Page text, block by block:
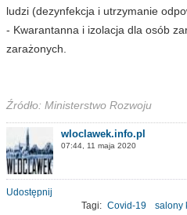
ludzi (dezynfekcja i utrzymanie
- Kwarantanna i izolacja dla osób
zarażonych.
Źródło: Ministerstwo Rozwoju
wloclawek.info.pl
07:44, 11 maja 2020
Udostępnij
Tagi: Covid-19 salony